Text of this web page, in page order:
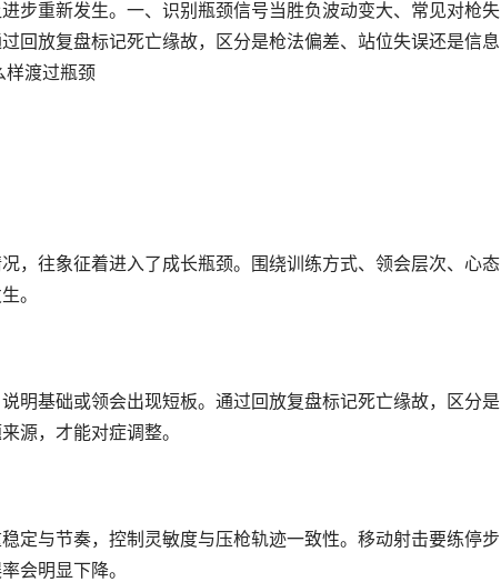
步重新发生。一、识别瓶颈信号当胜负波动变大、常见对枪失
回放复盘标记死亡缘故，区分是枪法偏差、站位失误还是信息
样渡过瓶颈
，往象征着进入了成长瓶颈。围绕训练方式、领会层次、心态
。
明基础或领会出现短板。通过回放复盘标记死亡缘故，区分是
源，才能对症调整。
定与节奏，控制灵敏度与压枪轨迹一致性。移动射击要练停步
会明显下降。